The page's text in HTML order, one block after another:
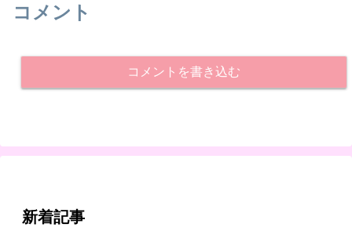
コメント
コメントを書き込む
新着記事